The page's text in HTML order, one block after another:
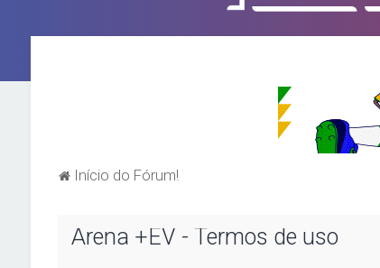
Início do Fórum!
Arena +EV - Termos de uso